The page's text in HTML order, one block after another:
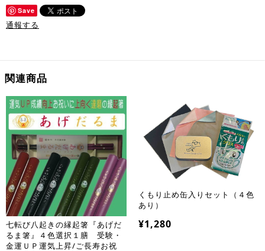
Save
通報する
関連商品
七転び八起きの縁起箸『あげだ
るま箸』４色選択１膳 受験・
金運ＵＰ運気上昇/ご長寿お祝
くもり止め缶入りセット（４色
あり）
¥1,280